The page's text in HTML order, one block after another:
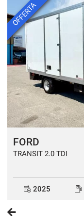
OFFERTA
FORD
TRANSIT 2.0 TDI
2025